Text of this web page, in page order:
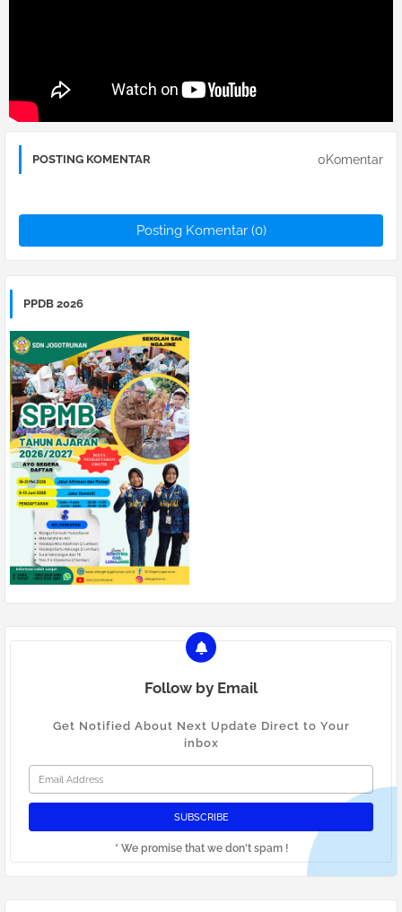
POSTING KOMENTAR 0Komentar
Posting Komentar (0)
PPDB 2026
Follow by Email
Get Notified About Next Update Direct to Your
inbox
* We promise that we don't spam !